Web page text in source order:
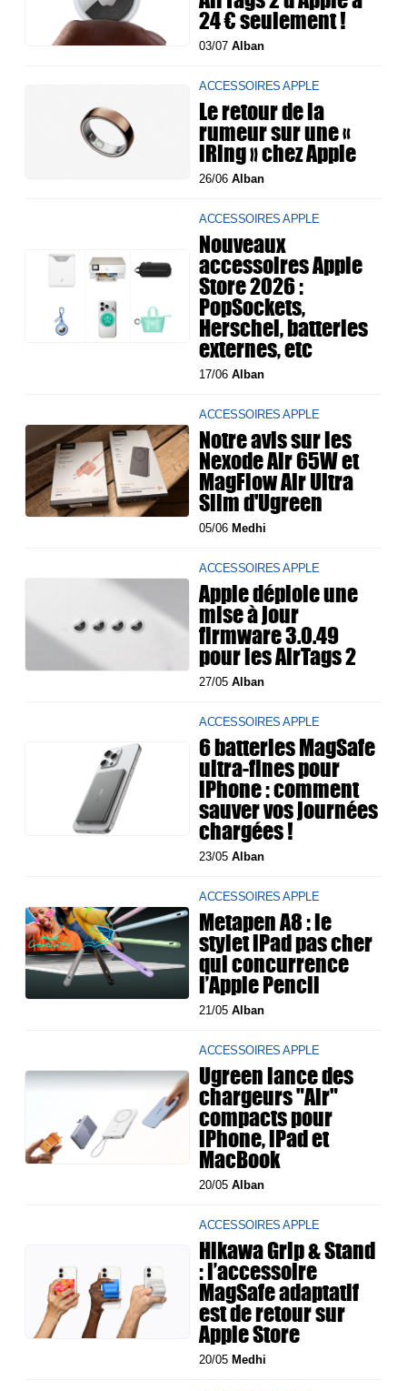
24 € seulement !
03/07Alban
ACCESSOIRES APPLE
Le retour de la
rumeur sur une «
iRing » chez Apple
26/06Alban
ACCESSOIRES APPLE
Nouveaux
accessoires Apple
Store 2026 :
PopSockets,
Herschel, batteries
externes, etc
17/06Alban
ACCESSOIRES APPLE
Notre avis sur les
Nexode Air 65W et
MagFlow Air Ultra
Slim d'Ugreen
05/06Medhi
ACCESSOIRES APPLE
Apple déploie une
mise à jour
firmware 3.0.49
pour les AirTags 2
27/05Alban
ACCESSOIRES APPLE
6 batteries MagSafe
ultra-fines pour
iPhone : comment
sauver vos journées
chargées !
23/05Alban
ACCESSOIRES APPLE
Metapen A8 : le
stylet iPad pas cher
qui concurrence
l’Apple Pencil
21/05Alban
ACCESSOIRES APPLE
Ugreen lance des
chargeurs "Air"
compacts pour
iPhone, iPad et
MacBook
20/05Alban
ACCESSOIRES APPLE
Hikawa Grip & Stand
: l’accessoire
MagSafe adaptatif
est de retour sur
Apple Store
20/05Medhi